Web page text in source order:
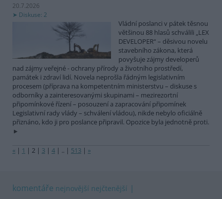
20.7.2026
Diskuse: 2
Vládní poslanci v pátek těsnou
většinou 88 hlasů schválili „LEX
DEVELOPER“ – děsivou novelu
stavebního zákona, která
povyšuje zájmy developerů
nad zájmy veřejné - ochrany přírody a životního prostředí,
památek i zdraví lidí. Novela neprošla řádným legislativním
procesem (příprava na kompetentním ministerstvu – diskuse s
odborníky a zainteresovanými skupinami – mezirezortní
připomínkové řízení – posouzení a zapracování připomínek
Legislativní rady vlády – schválení vládou), nikde nebylo oficiálně
přiznáno, kdo ji pro poslance připravil. Opozice byla jednotně proti.
« | 1 | 2 | 3 | 4 | .. | 513 | »
komentáře nejnovější nejčtenější